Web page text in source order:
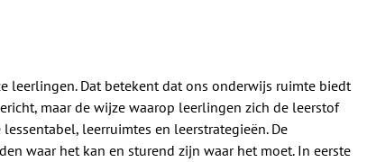
leerlingen. Dat betekent dat ons onderwijs ruimte biedt
maar de wijze waarop leerlingen zich de leerstof
leerruimtes en leerstrategieën. De
waar het kan en sturend zijn waar het moet. In eerste